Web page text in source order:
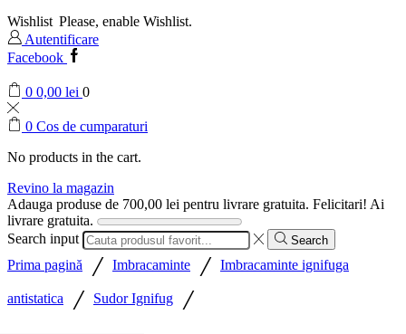
Wishlist Please, enable Wishlist.
Autentificare
Facebook
0 0,00 lei 0
0 Cos de cumparaturi
No products in the cart.
Revino la magazin
Adauga produse de 700,00 lei pentru livrare gratuita. Felicitari! Ai
livrare gratuita.
Search input
Search
Prima pagină / Imbracaminte / Imbracaminte ignifuga
antistatica / Sudor Ignifug /